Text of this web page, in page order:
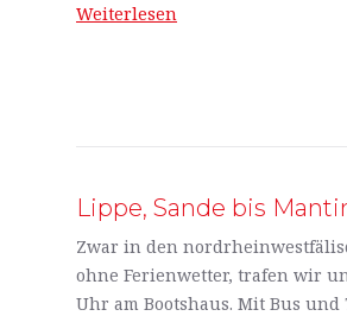
Weiterlesen
Lippe, Sande bis
Zwar in den
ohne Ferienwetter, trafen wir
Uhr am Bootshaus. Mit Bus